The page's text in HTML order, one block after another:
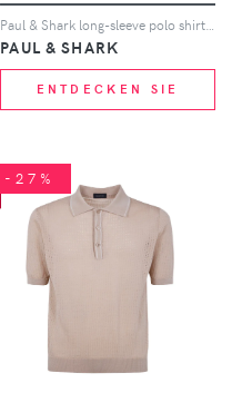
PAUL & SHARK
ENTDECKEN SIE
-27%